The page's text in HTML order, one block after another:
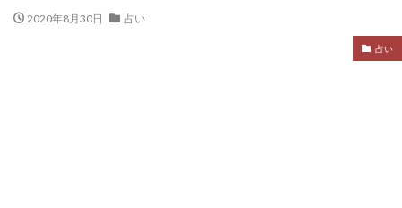
2020年8月30日 占い
占い